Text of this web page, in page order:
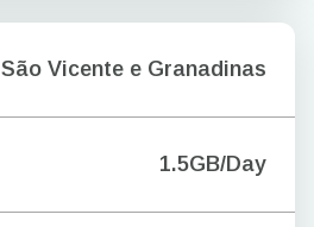
São Vicente e Granadinas
1.5GB/Day